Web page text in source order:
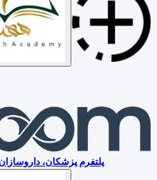
پلتفرم پزشکان،